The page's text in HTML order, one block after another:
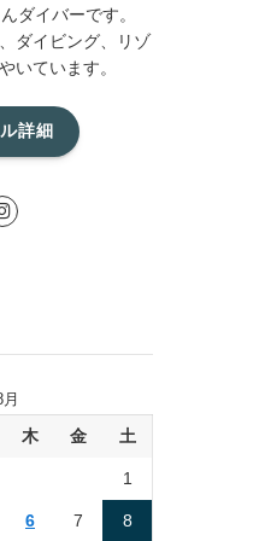
ダイバーです。
ダイビング、リゾ
いています。
詳細
木 金 土
1
6 7 8